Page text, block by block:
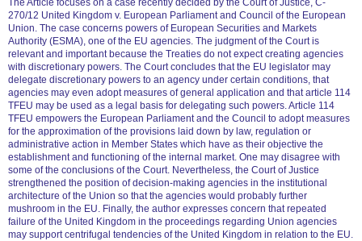
270/12 United Kingdom v. European Parliament and Council of the European
Union. The case concerns powers of European Securities and Markets
Authority (ESMA), one of the EU agencies. The judgment of the Court is
relevant and important because the Treaties do not expect creating agencies
with discretionary powers. The Court concludes that the EU legislator may
delegate discretionary powers to an agency under certain conditions, that
agencies may even adopt measures of general application and that article 114
TFEU may be used as a legal basis for delegating such powers. Article 114
TFEU empowers the European Parliament and the Council to adopt measures
for the approximation of the provisions laid down by law, regulation or
administrative action in Member States which have as their objective the
establishment and functioning of the internal market. One may disagree with
some of the conclusions of the Court. Nevertheless, the Court of Justice
strengthened the position of decision-making agencies in the institutional
architecture of the Union so that the agencies would probably further
mushroom in the EU. Finally, the author expresses concern that repeated
failure of the United Kingdom in the proceedings regarding Union agencies
may support centrifugal tendencies of the United Kingdom in relation to the EU.